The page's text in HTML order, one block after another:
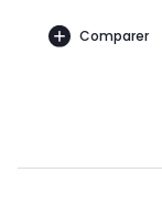
Comparer